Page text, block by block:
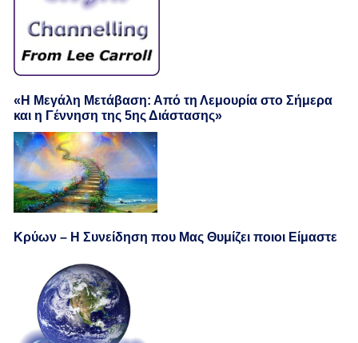
«Η Μεγάλη Μετάβαση: Από τη Λεμουρία στο Σήμερα
και η Γέννηση της 5ης Διάστασης»
Κρύων – Η Συνείδηση που Μας Θυμίζει ποιοι Είμαστε